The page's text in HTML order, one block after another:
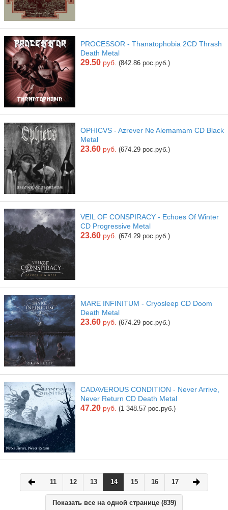
PROCESSOR - Thanatophobia 2CD Thrash
Death Metal
29.50 руб. (842.86 рос.руб.)
OPHICVS - Azrever Ne Alemamam CD Black
Metal
23.60 руб. (674.29 рос.руб.)
VEIL OF CONSPIRACY - Echoes Of Winter
CD Progressive Metal
23.60 руб. (674.29 рос.руб.)
MARE INFINITUM - Cryosleep CD Doom
Death Metal
23.60 руб. (674.29 рос.руб.)
CADAVEROUS CONDITION - Never Arrive,
Never Return CD Death Metal
47.20 руб. (1 348.57 рос.руб.)
11 12 13 14 15 16 17
Показать все на одной странице (839)